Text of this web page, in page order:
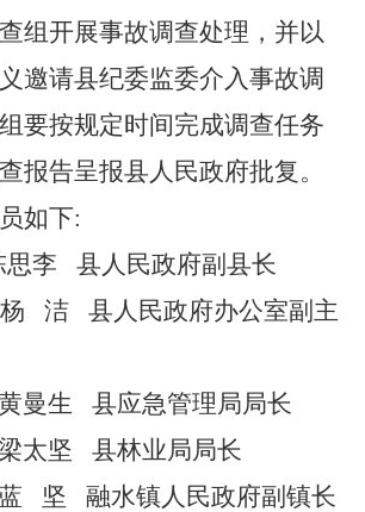
组开展事故调查处理，并以
邀请县纪委监委介入事故调
要按规定时间完成调查任务
报告呈报县人民政府批复。
如下:
思李
县人民政府副县长
洁
县人民政府办公室副主
曼生
县应急管理局局长
梁太坚
县林业局局长
坚
融水镇人民政府副镇长